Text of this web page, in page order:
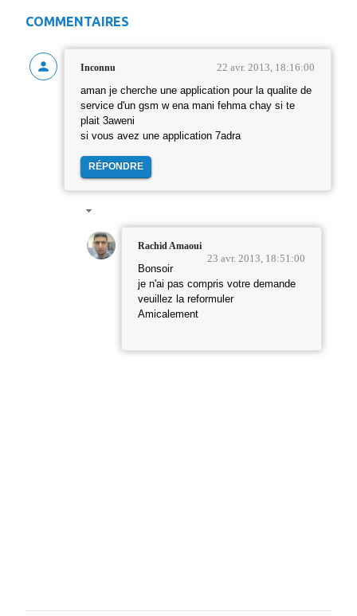
COMMENTAIRES
Inconnu 22 avr. 2013, 18:16:00
aman je cherche une application pour la qualite de
service d'un gsm w ena mani fehma chay si te
plait 3aweni
si vous avez une application 7adra
RÉPONDRE
Rachid Amaoui
23 avr. 2013, 18:51:00
Bonsoir
je n'ai pas compris votre demande
veuillez la reformuler
Amicalement